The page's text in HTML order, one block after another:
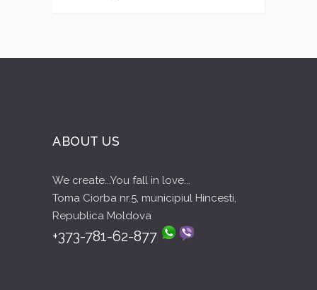
ABOUT US
We create...You fall in love...
Toma Ciorba nr.5, municipiul Hincesti,
Republica Moldova
+373-781-62-877